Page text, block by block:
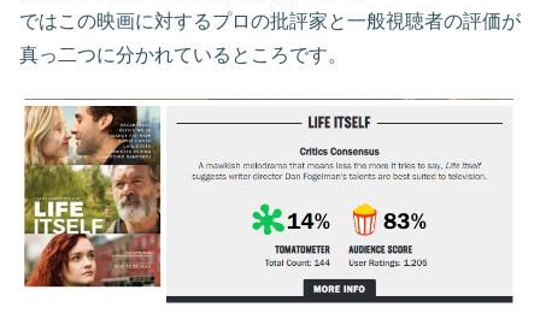
ではこの映画に対するプロの批評家と一般視聴者の評価が
真っ二つに分かれているところです。